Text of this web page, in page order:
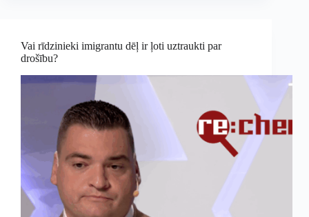
Vai rīdzinieki imigrantu dēļ ir ļoti uztraukti par
drošību?